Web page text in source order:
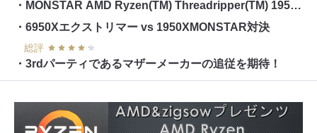
・MONSTAR AMD Ryzen(TM) Threadripper(TM) 1950X マイニング生体検査
・6950Xエクストリマー vs 1950XMONSTAR対決
総評
・3rdパーティであるマザーメーカーの追従を期待！